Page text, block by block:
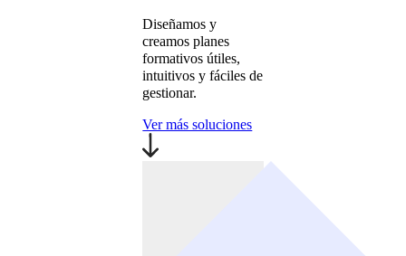
Diseñamos y
creamos planes
formativos útiles,
intuitivos y fáciles de
gestionar.
Ver más soluciones